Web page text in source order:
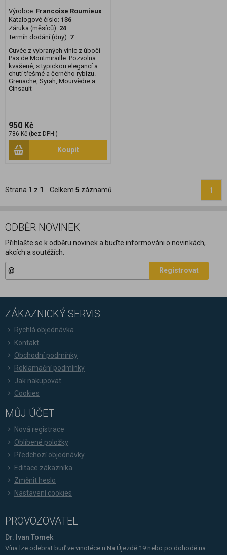
Výrobce: Francoise Roumieux
Katalogové číslo: 136
Záruka (měsíců): 24
Termín dodání (dny): 7
Cuvée z vybraných vinic z úbočí
Pas de Montmiraille. Pozvolna
kvašené, s typickou elegancí a
chutí třešmé a černého rybízu.
Grenache, Syrah, Mourvèdre a
Cinsault
950 Kč
786 Kč (bez DPH:)
Koupit
Strana 1 z 1 Celkem 5 záznamů 1
ODBĚR NOVINEK
Přihlašte se k odběru novinek a buďte informováni o novinkách,
akcích a soutěžích.
Registrovat
ZÁKAZNICKÝ SERVIS
Rychlá objednávka
Kontakt
Obchodní podmínky
Reklamační podmínky
Jak nakupovat
Cookies
MŮJ ÚČET
Nová registrace
Oblíbené položky
Předchozí objednávky
Editace zákazníka
Změnit heslo
Nastavení cookies
PROVOZOVATEL
Dr. Ivan Tomek
Vína lze odebrat buď ve vinotéce n Na Újezdě 19 nebo po dohodě na